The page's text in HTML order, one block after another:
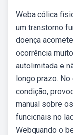
Weba cólica
um transtorno
doença
ocorrência
autolimitada e
longo prazo.
condição,
manual sobre
funcionais no
Webquando o